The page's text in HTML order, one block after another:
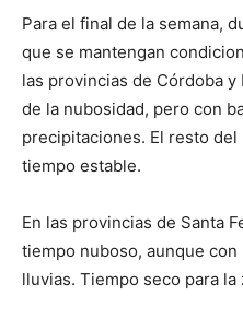
Para el final de la semana,
que se mantengan
las provincias de Córdoba
de la nubosidad, pero con
precipitaciones. El resto
tiempo estable.
En las provincias de Santa
tiempo nuboso, aunque
lluvias. Tiempo seco para la